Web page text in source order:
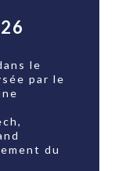
le
par le
du